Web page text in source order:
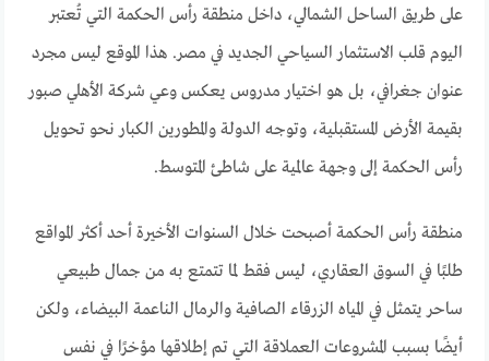
على طريق الساحل الشمالي، داخل منطقة رأس الحكمة التي تُعتبر
اليوم قلب الاستثمار السياحي الجديد في مصر. هذا الموقع ليس مجرد
عنوان جغرافي، بل هو اختيار مدروس يعكس وعي شركة الأهلي صبور
بقيمة الأرض المستقبلية، وتوجه الدولة والمطورين الكبار نحو تحويل
رأس الحكمة إلى وجهة عالمية على شاطئ المتوسط.
منطقة رأس الحكمة أصبحت خلال السنوات الأخيرة أحد أكثر المواقع
طلبًا في السوق العقاري، ليس فقط لما تتمتع به من جمال طبيعي
ساحر يتمثل في المياه الزرقاء الصافية والرمال الناعمة البيضاء، ولكن
أيضًا بسبب المشروعات العملاقة التي تم إطلاقها مؤخرًا في نفس